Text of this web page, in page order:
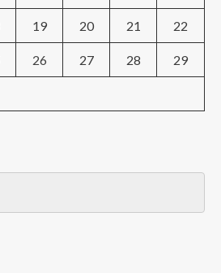
19 20 21 22
26 27 28 29